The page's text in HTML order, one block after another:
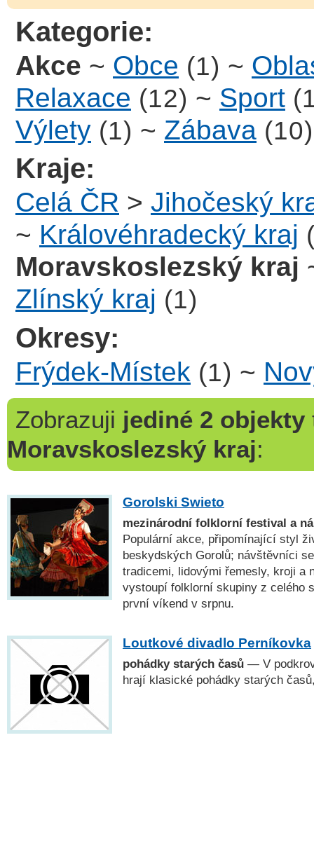
Kategorie:
Akce ~ Obce (1) ~
Relaxace (12) ~ Sport
Výlety (1) ~ Zábava (10)
Kraje:
Celá ČR > Jihočeský
~ Královéhradecký kraj
Moravskoslezský kraj
Zlínský kraj (1)
Okresy:
Frýdek-Místek (1) ~
Zobrazuji jediné 2 objekty
Moravskoslezský kraj:
Gorolski Swieto
mezinárodní folklorní festival a
Populární akce, připomínající styl
beskydských Gorolů; návštěvníci
tradicemi, lidovými řemesly, kroji a
vystoupí folklorní skupiny z celého
první víkend v srpnu.
Loutkové divadlo Perníkovka
pohádky starých časů — V
hrají klasické pohádky starých